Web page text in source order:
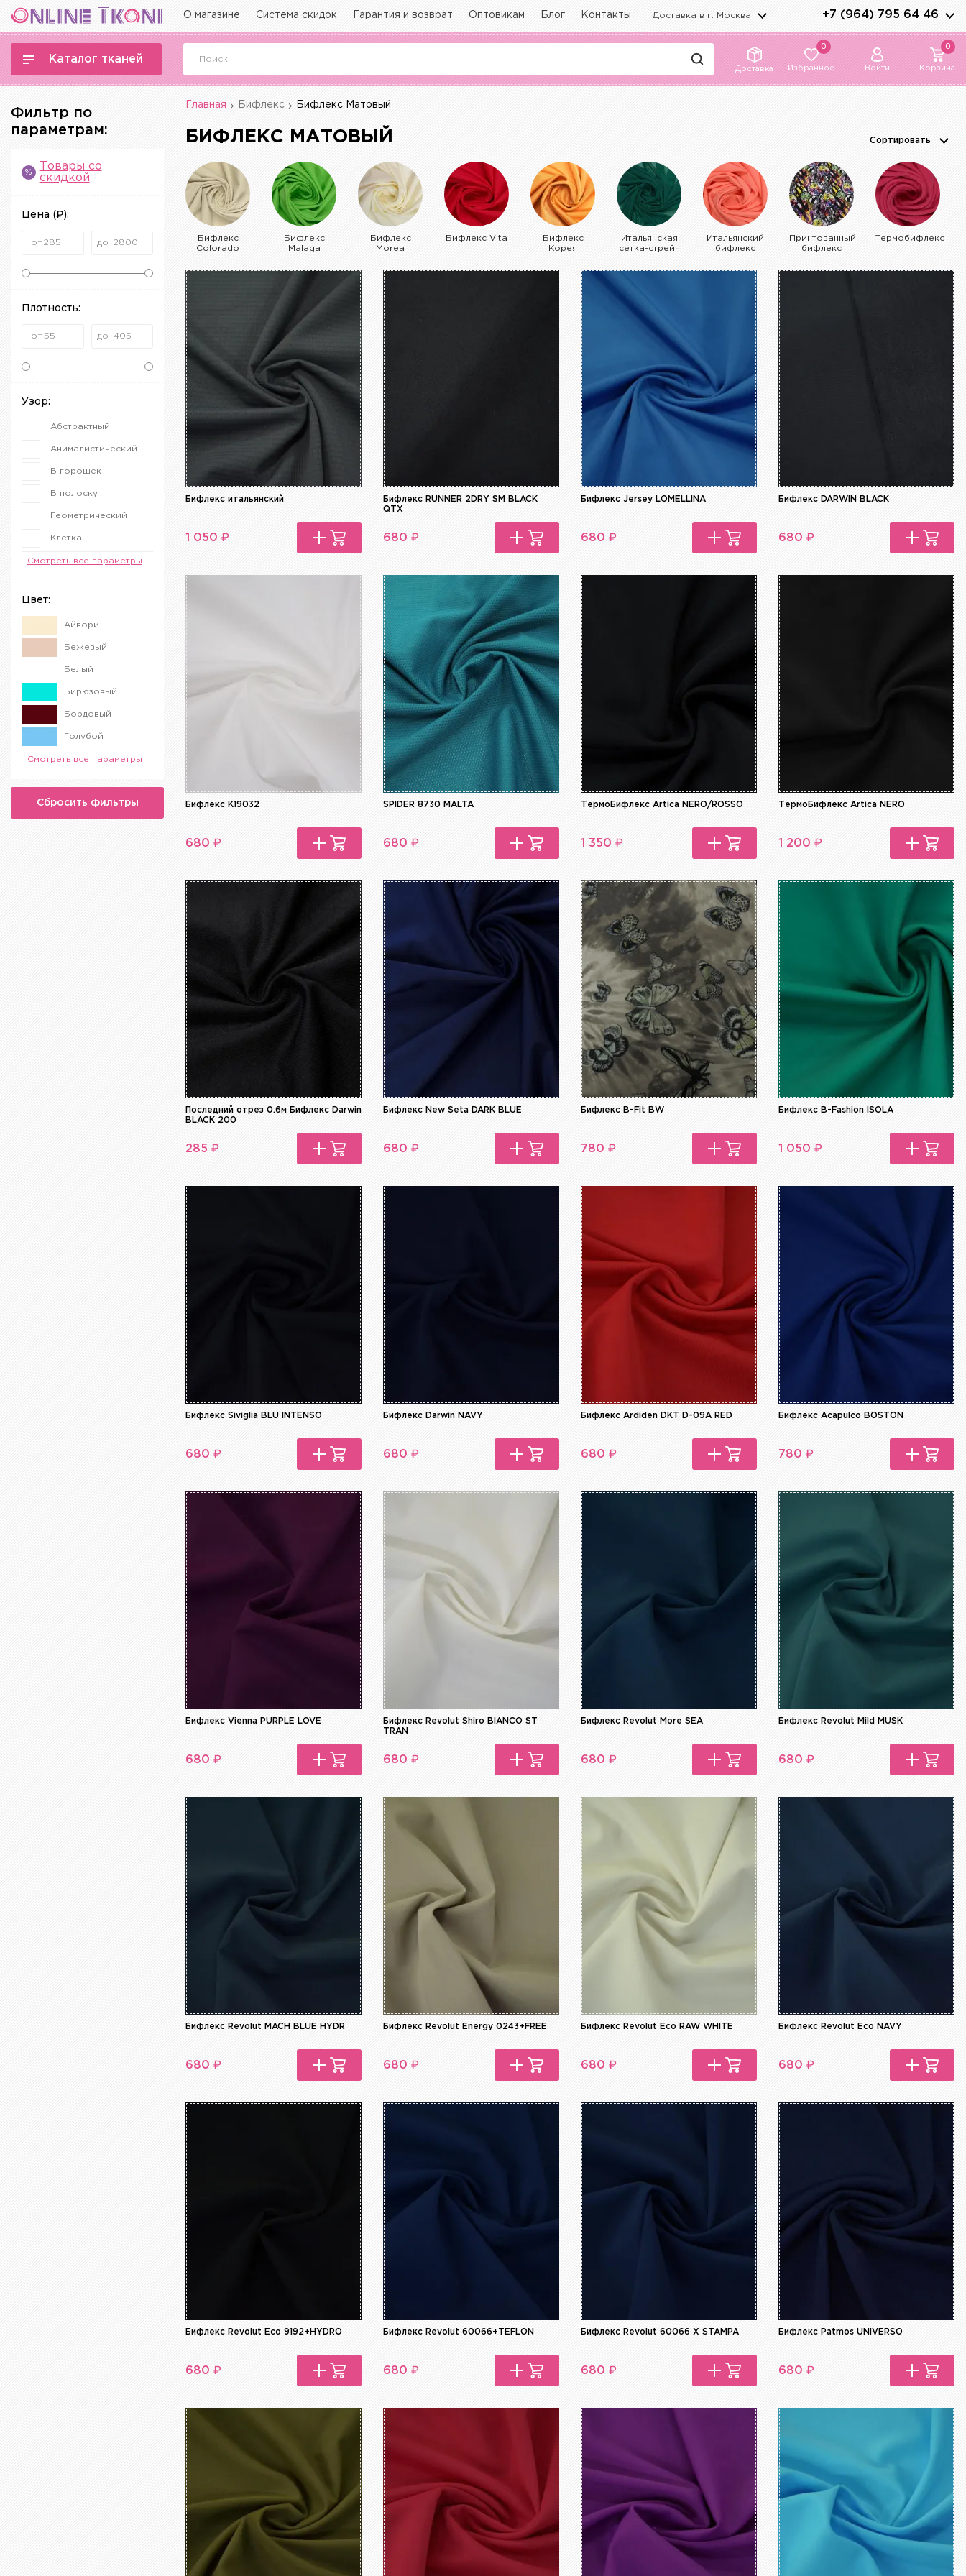
О магазине Система скидок Гарантия и возврат Оптовикам Блог Контакты Доставка в г. Москва +7 (964) 795 64 46
Каталог тканей
Доставка
0
Избранное Войти
0
Корзина
Фильтр по
параметрам:
%
Товары со
скидкой
Цена (₽):
Плотность:
Узор:
Абстрактный
Анималистический
В горошек
В полоску
Геометрический
Клетка
Меланж
Смотреть все параметры
Цвет:
Айвори
Бежевый
Белый
Бирюзовый
Бордовый
Голубой
Желтый
Золотой
Смотреть все параметры
Сбросить фильтры
Главная Бифлекс Бифлекс Матовый
БИФЛЕКС МАТОВЫЙ Сортировать
Бифлекс
Colorado
Бифлекс
Malaga
Бифлекс
Morea
Бифлекс Vita
Бифлекс
Корея
Итальянская
сетка-стрейч
Итальянский
бифлекс
Принтованный
бифлекс
Термобифлекс
Бифлекс итальянский
1 050₽
Бифлекс RUNNER 2DRY SM BLACK
QTX
680₽
Бифлекс Jersey LOMELLINA
680₽
Бифлекс DARWIN BLACK
680₽
Бифлекс K19032
680₽
SPIDER 8730 MALTA
680₽
ТермоБифлекс Artica NERO/ROSSO
1 350₽
ТермоБифлекс Artica NERO
1 200₽
Последний отрез 0.6м Бифлекс Darwin
BLACK 200
285₽
Бифлекс New Seta DARK BLUE
680₽
Бифлекс B-Fit BW
780₽
Бифлекс B-Fashion ISOLA
1 050₽
Бифлекс Siviglia BLU INTENSO
680₽
Бифлекс Darwin NAVY
680₽
Бифлекс Ardiden DKT D-09A RED
680₽
Бифлекс Acapulco BOSTON
780₽
Бифлекс Vienna PURPLE LOVE
680₽
Бифлекс Revolut Shiro BIANCO ST
TRAN
680₽
Бифлекс Revolut More SEA
680₽
Бифлекс Revolut Mild MUSK
680₽
Бифлекс Revolut MACH BLUE HYDR
680₽
Бифлекс Revolut Energy 0243+FREE
680₽
Бифлекс Revolut Eco RAW WHITE
680₽
Бифлекс Revolut Eco NAVY
680₽
Бифлекс Revolut Eco 9192+HYDRO
680₽
Бифлекс Revolut 60066+TEFLON
680₽
Бифлекс Revolut 60066 X STAMPA
680₽
Бифлекс Patmos UNIVERSO
680₽